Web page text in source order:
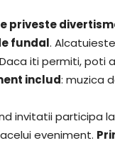
priveste
fundal.
iti permiti, poti
includ: muzica
invitatii participa
eveniment.